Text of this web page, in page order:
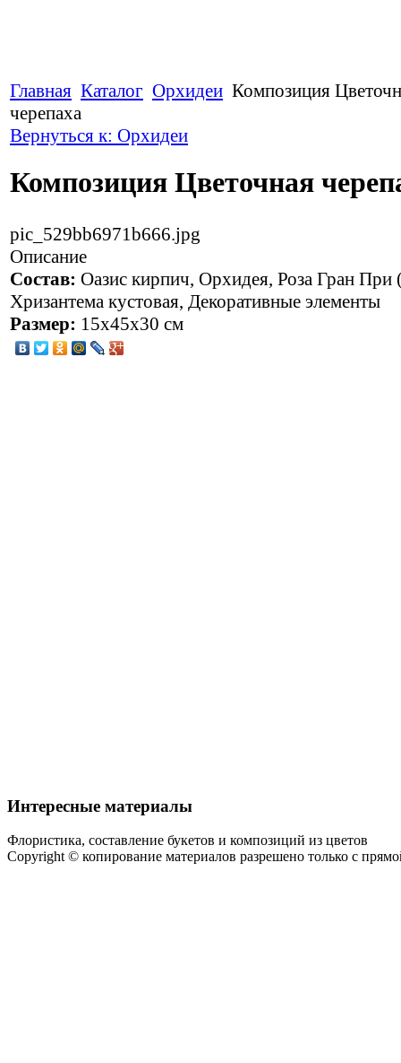
Главная Каталог Орхидеи Композиция
черепаха
Вернуться к: Орхидеи
Композиция Цветочная
pic_529bb6971b666.jpg
Описание
Состав: Оазис кирпич, Орхидея, Роза Гран При
Хризантема кустовая, Декоративные элементы
Размер: 15x45x30 см
Интересные материалы
Флористика, составление букетов и композиций из цветов
Copyright © копирование материалов разрешено только с